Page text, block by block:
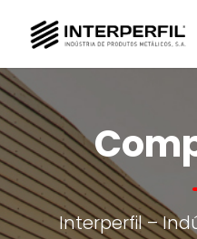
Interperfil –